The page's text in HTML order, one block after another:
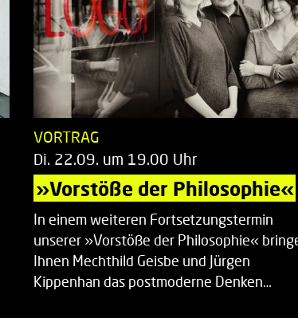
VORTRAG
Di. 22.09. um 19.00 Uhr
»Vorstöße der Philosophie«
In einem weiteren Fortsetzungstermin
unserer »Vorstöße der Philosophie«
Ihnen Mechthild Geisbe und Jürgen
Kippenhan das postmoderne Denken…